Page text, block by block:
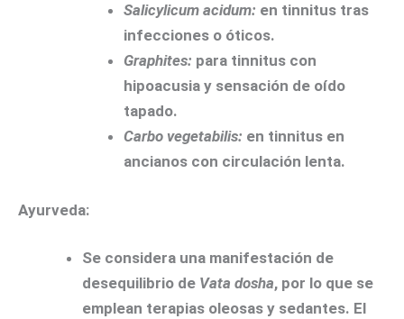
Salicylicum acidum: en tinnitus tras
infecciones o óticos.
Graphites: para tinnitus con
hipoacusia y sensación de oído
tapado.
Carbo vegetabilis: en tinnitus en
ancianos con circulación lenta.
Ayurveda:
Se considera una manifestación de
desequilibrio de Vata dosha, por lo que se
emplean terapias oleosas y sedantes. El